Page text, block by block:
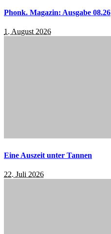
Phonk. Magazin: Ausgabe 08.26
1. August 2026
Eine Auszeit unter Tannen
22. Juli 2026